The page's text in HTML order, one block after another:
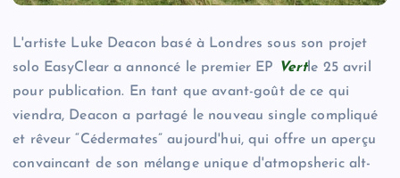
L'artiste Luke Deacon basé à Londres sous son projet
solo EasyClear a annoncé le premier EP
Vertle 25 avril
pour publication. En tant que avant-goût de ce qui
viendra, Deacon a partagé le nouveau single compliqué
et rêveur “Cédermates” aujourd'hui, qui offre un aperçu
convaincant de son mélange unique d'atmopsheric alt-